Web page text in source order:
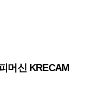
머신 KRECAM